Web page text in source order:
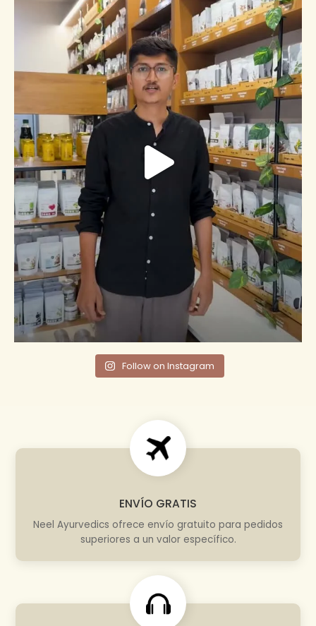
Follow on Instagram
ENVÍO GRATIS
Neel Ayurvedics ofrece envío gratuito para pedidos
superiores a un valor específico.